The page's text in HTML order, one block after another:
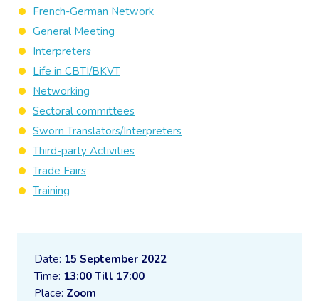
Date: 15 September 2022
Time: 13:00 Till 17:00
Place: Zoom
French-German Network
General Meeting
Interpreters
Life in CBTI/BKVT
Networking
Sectoral committees
Sworn Translators/Interpreters
Third-party Activities
Trade Fairs
Training